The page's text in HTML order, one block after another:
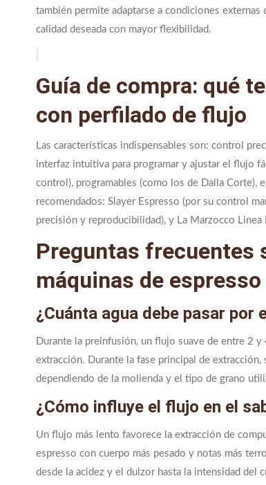
también permite adaptarse a condiciones
calidad deseada con mayor flexibilidad.
Guía de compra: qué
con perfilado de flujo
Las características indispensables son: control
interfaz intuitiva para programar y ajustar el flujo
control), programables (como los de Dalla Corte),
recomendados: Slayer Espresso (por su control
precisión y reproducibilidad), y La Marzocco
Preguntas frecuentes
máquinas de espresso
¿Cuánta agua debe pasar por
Durante la preinfusión, un flujo suave de entre 2
extracción. Durante la fase principal de
dependiendo de la molienda y el tipo de grano
¿Cómo influye el flujo en el
Un flujo más lento favorece la extracción de
espresso con cuerpo más pesado y notas más
desde la acidez y el dulzor hasta la intensidad del